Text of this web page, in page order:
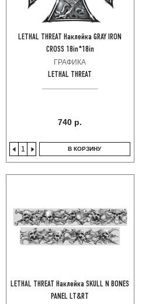
LETHAL THREAT Наклейка GRAY IRON
CROSS 18in*18in
ГРАФИКА
LETHAL THREAT
740 р.
В КОРЗИНУ
LETHAL THREAT Наклейка SKULL N BONES
PANEL LT&RT